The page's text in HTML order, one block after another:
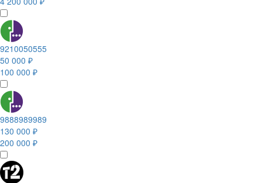
9210050555
50 000 ₽
100 000 ₽
9888989989
130 000 ₽
200 000 ₽